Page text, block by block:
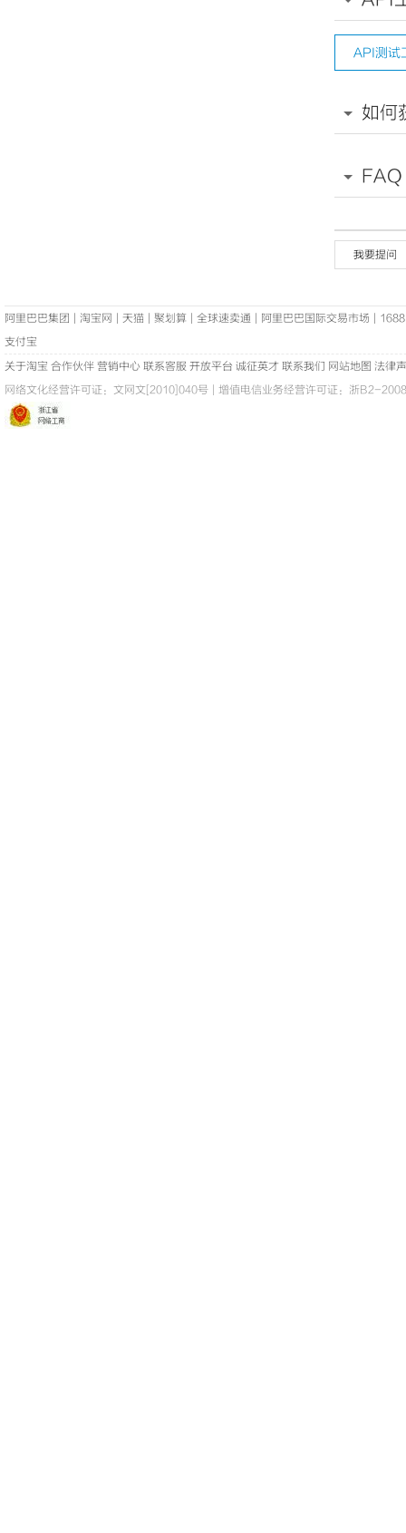
API测试
如何
FAQ
我要提问
阿里巴巴集团 淘宝网 天猫 聚划算 全球速卖通 阿里巴巴国际交易市场
1688
支付宝
关于淘宝 合作伙伴 营销中心 联系客服 开放平台 诚征英才 联系我们 网站地图 法律
网络文化经营许可证： 文网文[2010]040号 增值电信业务经营许可证：浙B2-